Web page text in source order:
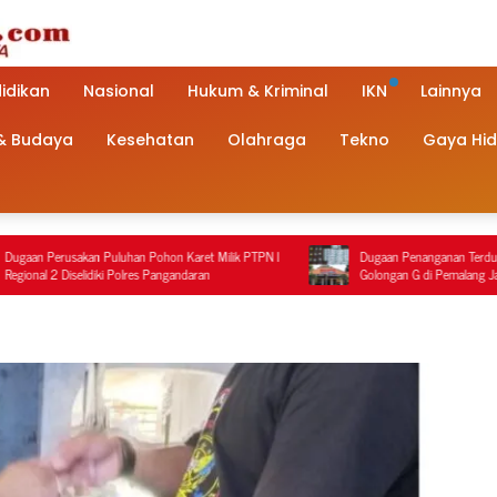
Nasional Hukum & Kriminal IKN Lainnya
Budaya Kesehatan Olahraga Tekno Gaya
Karet Milik PTPN I
Dugaan Penanganan Terduga Pengedar Obat Keras
Golongan G di Pemalang Jadi Sorotan, Keterangan
Polisi Berbeda dengan Rekaman Video